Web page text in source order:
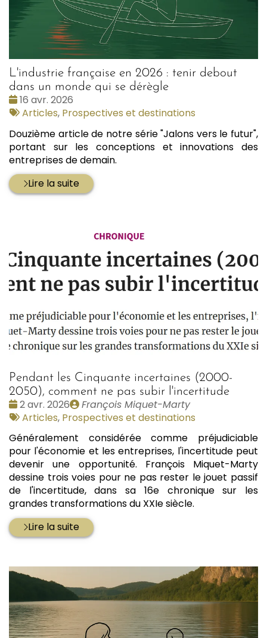
L'industrie française en 2026 : tenir debout
dans un monde qui se dérègle
Date
:
16 avr. 2026
Tags
Articles, Prospectives et destinations
Douzième article de notre série "Jalons vers le futur",
portant sur les conceptions et innovations des
entreprises de demain.
Lire la suite
Pendant les Cinquante incertaines (2000-
2050), comment ne pas subir l'incertitude
Date
:
2 avr. 2026
Publié
par
François Miquet-Marty
Tags
Articles, Prospectives et destinations
Généralement considérée comme préjudiciable
pour l'économie et les entreprises, l'incertitude peut
devenir une opportunité. François Miquet-Marty
dessine trois voies pour ne pas rester le jouet passif
de l'incertitude, dans sa 16e chronique sur les
grandes transformations du XXIe siècle.
Lire la suite